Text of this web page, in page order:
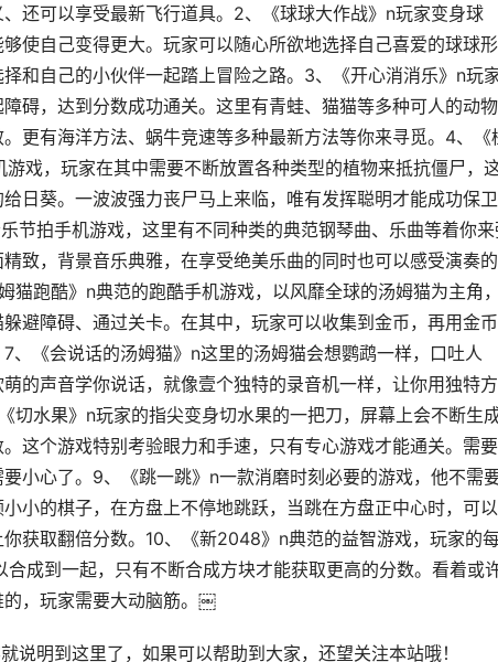
还可以享受最新飞行道具。2、《球球大作战》n玩家变身球
使自己变得更大。玩家可以随心所欲地选择自己喜爱的球球形
和自己的小伙伴一起踏上冒险之路。3、《开心消消乐》n玩
碍，达到分数成功通关。这里有青蛙、猫猫等多种可人的动
更有海洋方法、蜗牛竞速等多种最新方法等你来寻觅。4、《
戏，玩家在其中需要不断放置各种类型的植物来抵抗僵尸，
日葵。一波波强力丧尸马上来临，唯有发挥聪明才能成功保
节拍手机游戏，这里有不同种类的典范钢琴曲、乐曲等着你
致，背景音乐典雅，在享受绝美乐曲的同时也可以感受演奏
跑酷》n典范的跑酷手机游戏，以风靡全球的汤姆猫为主角，
避障碍、通过关卡。在其中，玩家可以收集到金币，再用金
、《会说话的汤姆猫》n这里的汤姆猫会想鹦鹉一样，口吐人
的声音学你说话，就像壹个独特的录音机一样，让你用独特
切水果》n玩家的指尖变身切水果的一把刀，屏幕上会不断生
这个游戏特别考验眼力和手速，只有专心游戏才能通关。需
小心了。9、《跳一跳》n一款消磨时刻必要的游戏，他不需
小的棋子，在方盘上不停地跳跃，当跳在方盘正中心时，可
获取翻倍分数。10、《新2048》n典范的益智游戏，玩家的
成到一起，只有不断合成方块才能获取更高的分数。看着或
的，玩家需要大动脑筋。￼
说明到这里了，如果可以帮助到大家，还望关注本站哦！